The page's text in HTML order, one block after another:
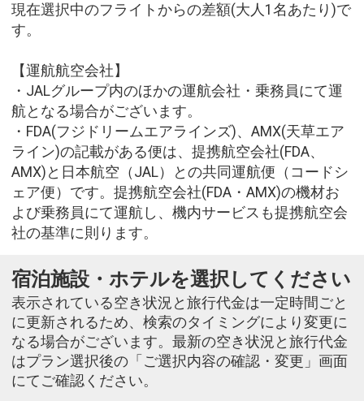
現在選択中のフライトからの差額(大人1名あたり)で
す。
【運航航空会社】
・JALグループ内のほかの運航会社・乗務員にて運
航となる場合がございます。
・FDA(フジドリームエアラインズ)、AMX(天草エア
ライン)の記載がある便は、提携航空会社(FDA、
AMX)と日本航空（JAL）との共同運航便（コードシ
ェア便）です。提携航空会社(FDA・AMX)の機材お
よび乗務員にて運航し、機内サービスも提携航空会
社の基準に則ります。
宿泊施設・ホテルを選択してください
表示されている空き状況と旅行代金は一定時間ごと
に更新されるため、検索のタイミングにより変更に
なる場合がございます。最新の空き状況と旅行代金
はプラン選択後の「ご選択内容の確認・変更」画面
にてご確認ください。